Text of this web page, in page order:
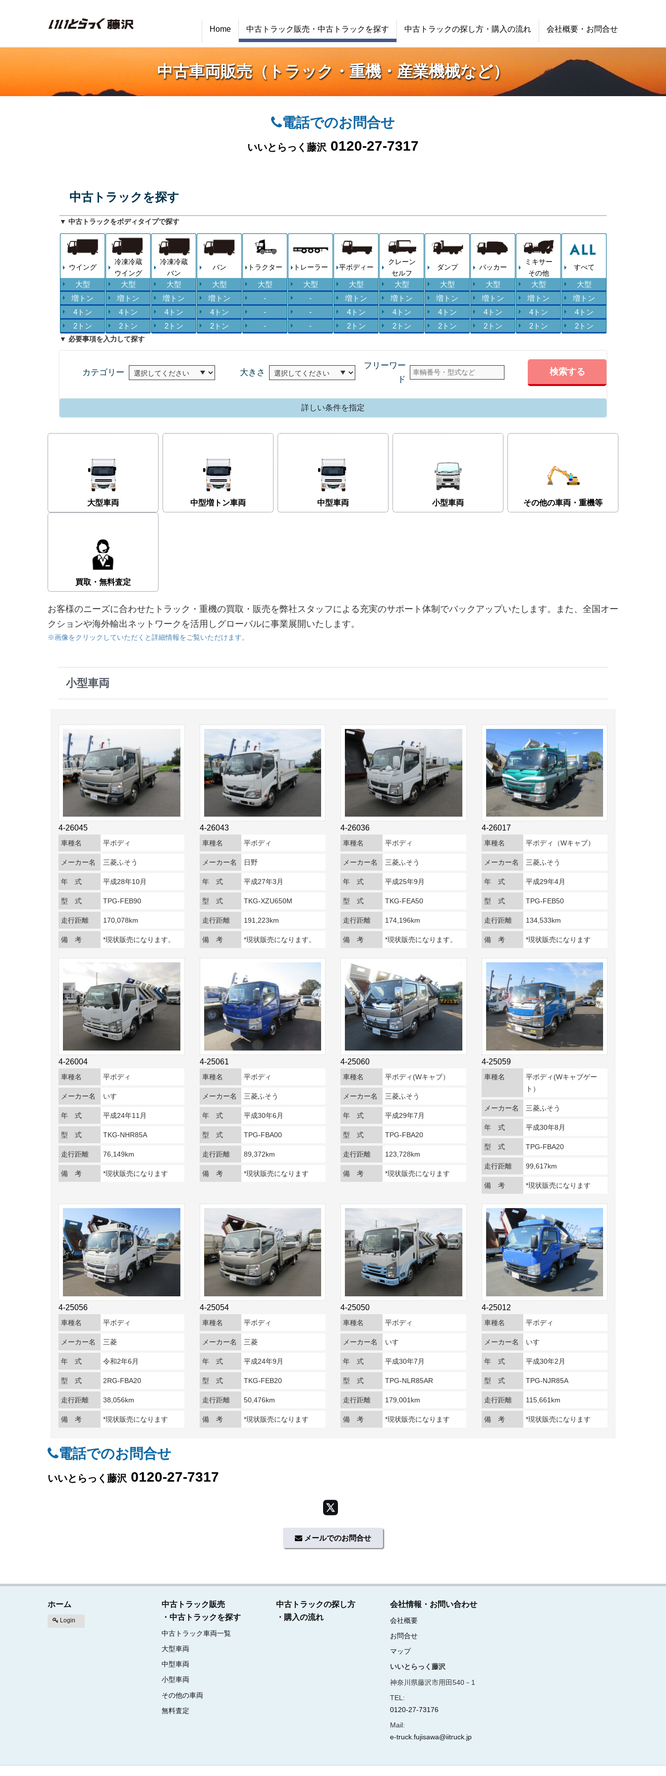
Home 中古トラック販売・中古トラックを探す 中古トラックの探し方・購入の流れ 会社概要・お問合せ
中古車両販売（トラック・重機・産業機械など）
電話でのお問合せ
いいとらっく藤沢 0120-27-7317
中古トラックを探す
▼ 中古トラックをボディタイプで探す
ウイング
大型
増トン
4トン
2トン
冷凍冷蔵
ウイング
大型
増トン
4トン
2トン
冷凍冷蔵
バン
大型
増トン
4トン
2トン
バン
大型
増トン
4トン
2トン
トラクター
大型
-
-
-
トレーラー
大型
-
-
-
平ボディー
大型
増トン
4トン
2トン
クレーン
セルフ
大型
増トン
4トン
2トン
ダンプ
大型
増トン
4トン
2トン
パッカー
大型
増トン
4トン
2トン
ミキサー
その他
大型
増トン
4トン
2トン
すべて
大型
増トン
4トン
2トン
▼ 必要事項を入力して探す
カテゴリー 大きさ
フリーワー
ド
検索する
詳しい条件を指定
大型車両 中型増トン車両 中型車両 小型車両 その他の車両・重機等
買取・無料査定
お客様のニーズに合わせたトラック・重機の買取・販売を弊社スタッフによる充実のサポート体制でバックアップいたします。また、全国オー
クションや海外輸出ネットワークを活用しグローバルに事業展開いたします。
※画像をクリックしていただくと詳細情報をご覧いただけます。
小型車両
4-26045
車種名 平ボディ
メーカー名 三菱ふそう
年 式 平成28年10月
型 式 TPG-FEB90
走行距離 170,078km
備 考 *現状販売になります。
4-26043
車種名 平ボディ
メーカー名 日野
年 式 平成27年3月
型 式 TKG-XZU650M
走行距離 191,223km
備 考 *現状販売になります。
4-26036
車種名 平ボディ
メーカー名 三菱ふそう
年 式 平成25年9月
型 式 TKG-FEA50
走行距離 174,196km
備 考 *現状販売になります。
4-26017
車種名 平ボディ（Wキャブ）
メーカー名 三菱ふそう
年 式 平成29年4月
型 式 TPG-FEB50
走行距離 134,533km
備 考 *現状販売になります
4-26004
車種名 平ボディ
メーカー名 いすゞ
年 式 平成24年11月
型 式 TKG-NHR85A
走行距離 76,149km
備 考 *現状販売になります
4-25061
車種名 平ボディ
メーカー名 三菱ふそう
年 式 平成30年6月
型 式 TPG-FBA00
走行距離 89,372km
備 考 *現状販売になります
4-25060
車種名 平ボディ(Wキャブ）
メーカー名 三菱ふそう
年 式 平成29年7月
型 式 TPG-FBA20
走行距離 123,728km
備 考 *現状販売になります
4-25059
車種名
平ボディ(Wキャブゲー
ト）
メーカー名 三菱ふそう
年 式 平成30年8月
型 式 TPG-FBA20
走行距離 99,617km
備 考 *現状販売になります
4-25056
車種名 平ボディ
メーカー名 三菱
年 式 令和2年6月
型 式 2RG-FBA20
走行距離 38,056km
備 考 *現状販売になります
4-25054
車種名 平ボディ
メーカー名 三菱
年 式 平成24年9月
型 式 TKG-FEB20
走行距離 50,476km
備 考 *現状販売になります
4-25050
車種名 平ボディ
メーカー名 いすゞ
年 式 平成30年7月
型 式 TPG-NLR85AR
走行距離 179,001km
備 考 *現状販売になります
4-25012
車種名 平ボディ
メーカー名 いすゞ
年 式 平成30年2月
型 式 TPG-NJR85A
走行距離 115,661km
備 考 *現状販売になります
電話でのお問合せ
いいとらっく藤沢 0120-27-7317
メールでのお問合せ
ホーム
Login
中古トラック販売
・中古トラックを探す
中古トラック車両一覧
大型車両
中型車両
小型車両
その他の車両
無料査定
中古トラックの探し方
・購入の流れ
会社情報・お問い合わせ
会社概要
お問合せ
マップ
いいとらっく藤沢
神奈川県藤沢市用田540－1
TEL:
0120-27-73176
Mail:
e-truck.fujisawa@iitruck.jp